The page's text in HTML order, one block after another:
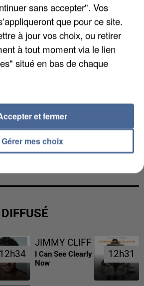
SUPPOSÉS DE LA DZ
12h34
12h34
JIMMY CLIFF
I Can See Clearly
Now
12h31
12h31
sans accepter". Vos
que pour ce site.
à jour vos choix, ou retirer
à tout moment via le lien
situé en bas de chaque
Gérer mes choix
et fermer